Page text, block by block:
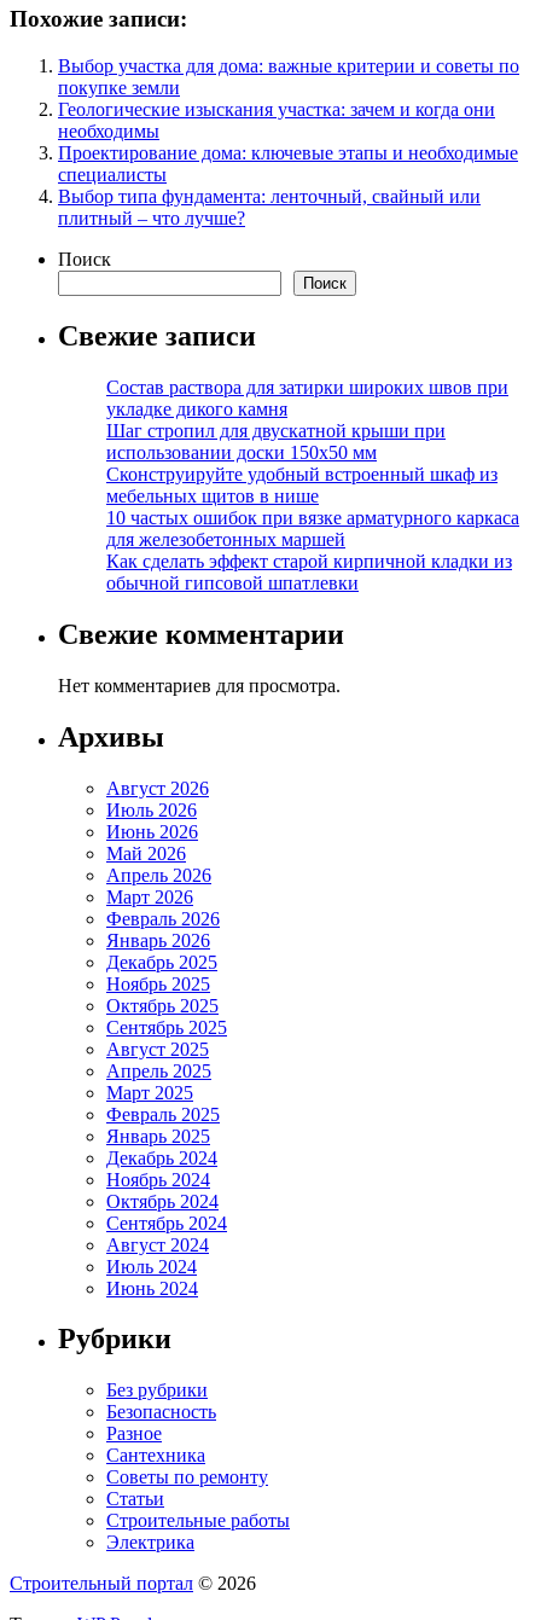
Похожие записи:
Выбор участка для дома: важные критерии и советы по
покупке земли
Геологические изыскания участка: зачем и когда они
необходимы
Проектирование дома: ключевые этапы и необходимые
специалисты
Выбор типа фундамента: ленточный, свайный или
плитный – что лучше?
Поиск
Поиск
Свежие записи
Состав раствора для затирки широких швов при
укладке дикого камня
Шаг стропил для двускатной крыши при
использовании доски 150х50 мм
Сконструируйте удобный встроенный шкаф из
мебельных щитов в нише
10 частых ошибок при вязке арматурного каркаса
для железобетонных маршей
Как сделать эффект старой кирпичной кладки из
обычной гипсовой шпатлевки
Свежие комментарии
Нет комментариев для просмотра.
Архивы
Август 2026
Июль 2026
Июнь 2026
Май 2026
Апрель 2026
Март 2026
Февраль 2026
Январь 2026
Декабрь 2025
Ноябрь 2025
Октябрь 2025
Сентябрь 2025
Август 2025
Апрель 2025
Март 2025
Февраль 2025
Январь 2025
Декабрь 2024
Ноябрь 2024
Октябрь 2024
Сентябрь 2024
Август 2024
Июль 2024
Июнь 2024
Рубрики
Без рубрики
Безопасность
Разное
Сантехника
Советы по ремонту
Статьи
Строительные работы
Электрика
Строительный портал © 2026